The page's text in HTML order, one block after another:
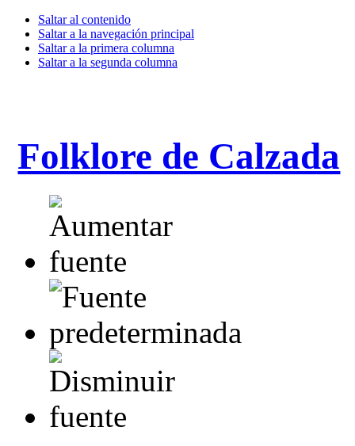
Saltar al contenido
Saltar a la navegación principal
Saltar a la primera columna
Saltar a la segunda columna
Folklore de Calzada